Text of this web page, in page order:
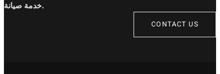
خدمة صيانة.
CONTACT US